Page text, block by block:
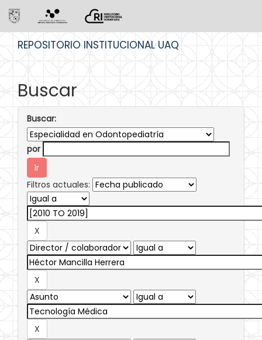
REPOSITORIO INSTITUCIONAL UAQ
Buscar
Buscar:
por
Filtros actuales: